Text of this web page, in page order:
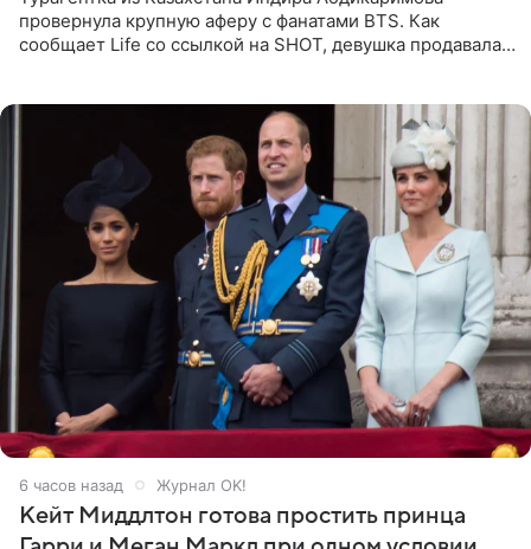
провернула крупную аферу с фанатами BTS. Как
сообщает Life со ссылкой на SHOT, девушка продавала
6 часов назад Журнал OK!
Кейт Миддлтон готова простить принца